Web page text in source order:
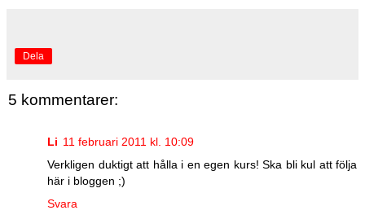
Dela
5 kommentarer:
Li 11 februari 2011 kl. 10:09
Verkligen duktigt att hålla i en egen kurs! Ska bli kul att följa
här i bloggen ;)
Svara